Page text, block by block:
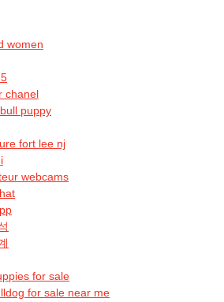
women
chanel
puppy
fort lee nj
webcams
for sale
for sale near me